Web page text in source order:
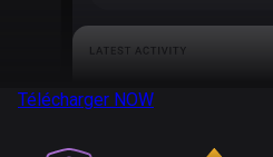
Télécharger NOW